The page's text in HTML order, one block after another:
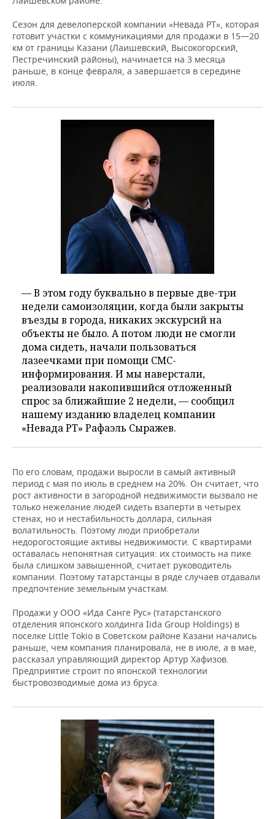
Сезон для девелоперской компании «Невада РТ», которая
готовит участки с коммуникациями для продажи в 15—20
км от границы Казани (Лаишевский, Высокогорский,
Пестречинский районы), начинается на 3 месяца
раньше, в конце февраля, а завершается в середине
июля.
— В этом году буквально в первые две-три
недели самоизоляции, когда были закрыты
въезды в города, никаких экскурсий на
объекты не было. А потом люди не смогли
дома сидеть, начали пользоваться
лазеечками при помощи СМС-
информирования. И мы наверстали,
реализовали накопившийся отложенный
спрос за ближайшие 2 недели, — сообщил
нашему изданию владелец компании
«Невада РТ» Рафаэль Сыражев.
По его словам, продажи выросли в самый активный
период с мая по июль в среднем на 20%. Он считает, что
рост активности в загородной недвижимости вызвало не
только нежелание людей сидеть взаперти в четырех
стенах, но и нестабильность доллара, сильная
волатильность. Поэтому люди приобретали
недорогостоящие активы недвижимости. С квартирами
оставалась непонятная ситуация: их стоимость на пике
была слишком завышенной, считает руководитель
компании. Поэтому татарстанцы в ряде случаев отдавали
предпочтение земельным участкам.
Продажи у ООО «Ида Санге Рус» (татарстанского
отделения японского холдинга Iida Group Holdings) в
поселке Little Tokio в Советском районе Казани начались
раньше, чем компания планировала, не в июле, а в мае,
рассказал управляющий директор Артур Хафизов.
Предприятие строит по японской технологии
быстровозводимые дома из бруса.